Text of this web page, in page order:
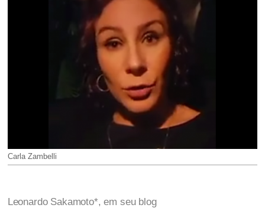
Carla Zambelli
Leonardo Sakamoto*, em seu blog